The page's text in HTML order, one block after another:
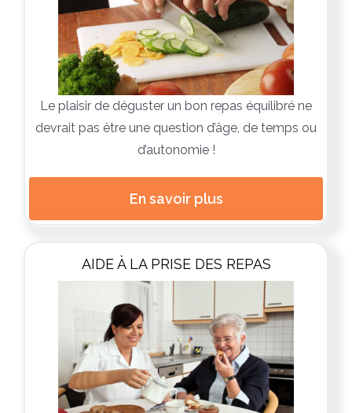
Le plaisir de déguster un bon repas équilibré ne
devrait pas être une question d’âge, de temps ou
d’autonomie !
En savoir plus
AIDE À LA PRISE DES REPAS